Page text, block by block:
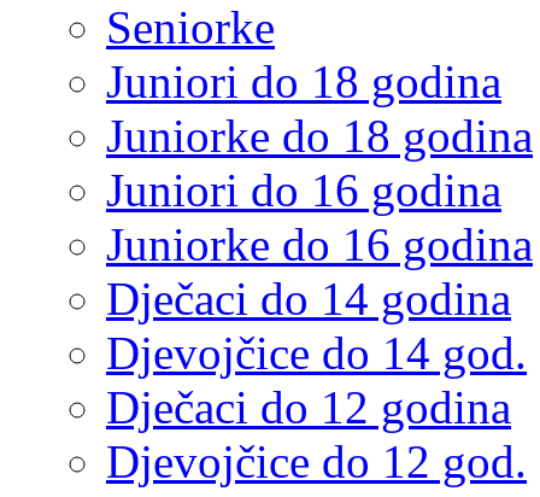
Seniorke
Juniori do 18 godina
Juniorke do 18 godina
Juniori do 16 godina
Juniorke do 16 godina
Dječaci do 14 godina
Djevojčice do 14 god.
Dječaci do 12 godina
Djevojčice do 12 god.